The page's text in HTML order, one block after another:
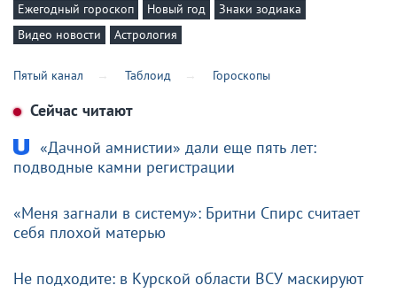
Ежегодный гороскоп
Новый год
Знаки зодиака
Видео новости
Астрология
Пятый канал Таблоид Гороскопы
Сейчас читают
«Дачной амнистии» дали еще пять лет:
подводные камни регистрации
«Меня загнали в систему»: Бритни Спирс считает
себя плохой матерью
Не подходите: в Курской области ВСУ маскируют